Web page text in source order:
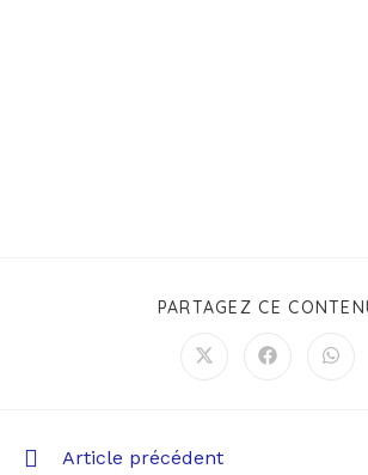
PARTAGEZ CE
Article précédent